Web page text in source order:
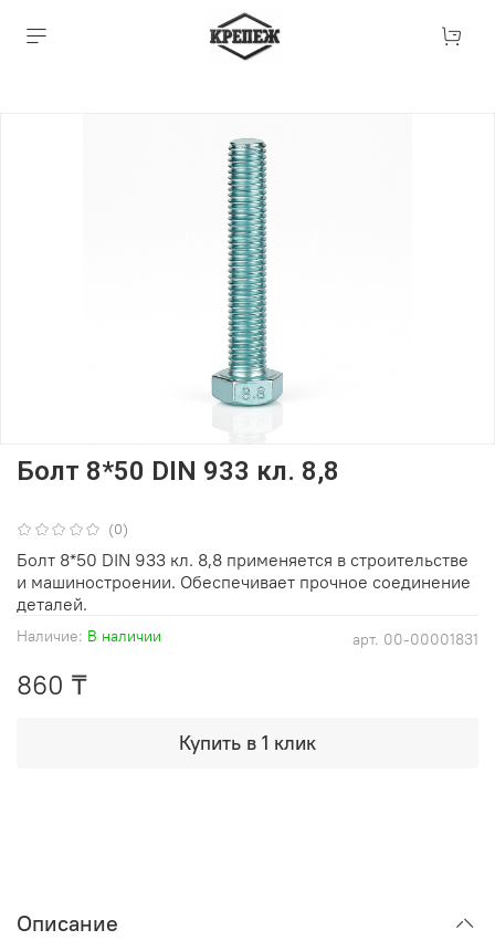
(0)
арт. 00-00001831
Наличие: В наличии
Болт 8*50 DIN 933 кл. 8,8
860 ₸
Купить в 1 клик
Болт 8*50 DIN 933 кл. 8,8 применяется в строительстве
и машиностроении. Обеспечивает прочное соединение
деталей.
Описание